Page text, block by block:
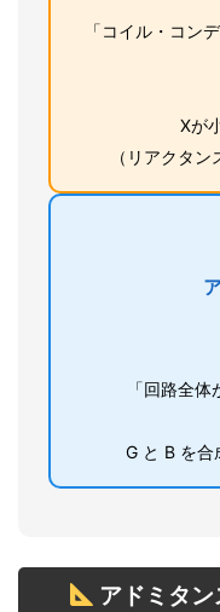
「コイル・コン
Xが
（リアクタ
「回路全体
G と B を合
アドミタ